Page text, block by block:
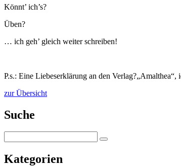
Könnt’ ich’s?
Üben?
… ich geh’ gleich weiter schreiben!
P.s.: Eine Liebeserklärung an den
zur Übersicht
Suche
Kategorien